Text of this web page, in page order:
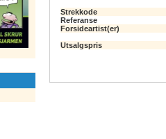
Strekkode
Referanse
Forsideartist(er)
Utsalgspris